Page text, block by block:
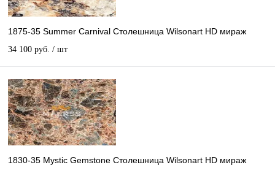
1875-35 Summer Carnival Столешница Wilsonart HD мираж
34 100 руб. / шт
1830-35 Mystic Gemstone Столешница Wilsonart HD мираж